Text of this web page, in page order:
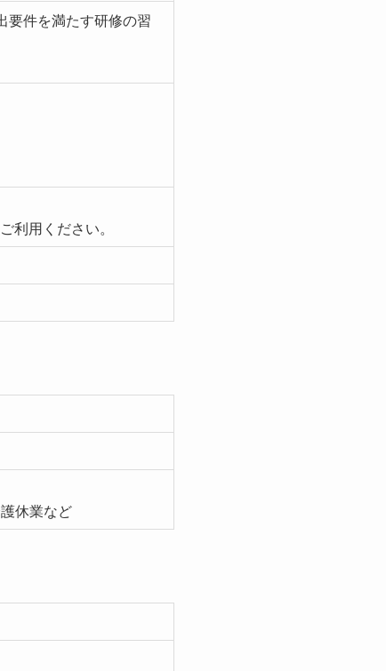
要件を満たす研修の習
利用ください。
休業など